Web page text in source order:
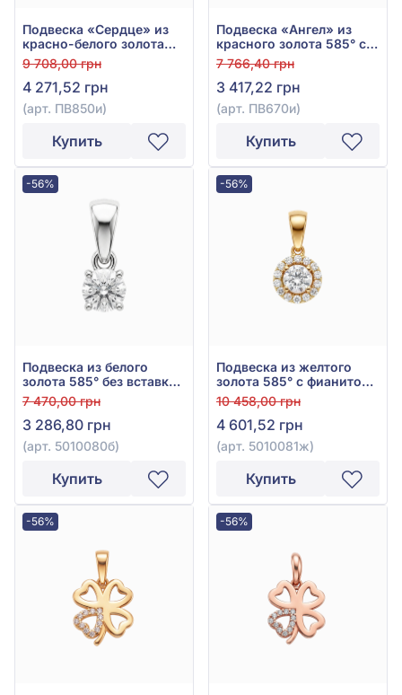
Подвеска «Сердце» из
красно-белого золота
585° с фианитом, арт.
ПВ850и
9 708,00 грн
4 271,52 грн
(арт. ПВ850и)
Купить
Подвеска «Ангел» из
красного золота 585° с
фианитом, арт. ПВ670и
7 766,40 грн
3 417,22 грн
(арт. ПВ670и)
Купить
-56%
Подвеска из белого
золота 585° без вставки,
арт. 5010080б
7 470,00 грн
3 286,80 грн
(арт. 5010080б)
Купить
-56%
Подвеска из желтого
золота 585° с фианитом,
арт. 5010081ж
10 458,00 грн
4 601,52 грн
(арт. 5010081ж)
Купить
-56% -56%